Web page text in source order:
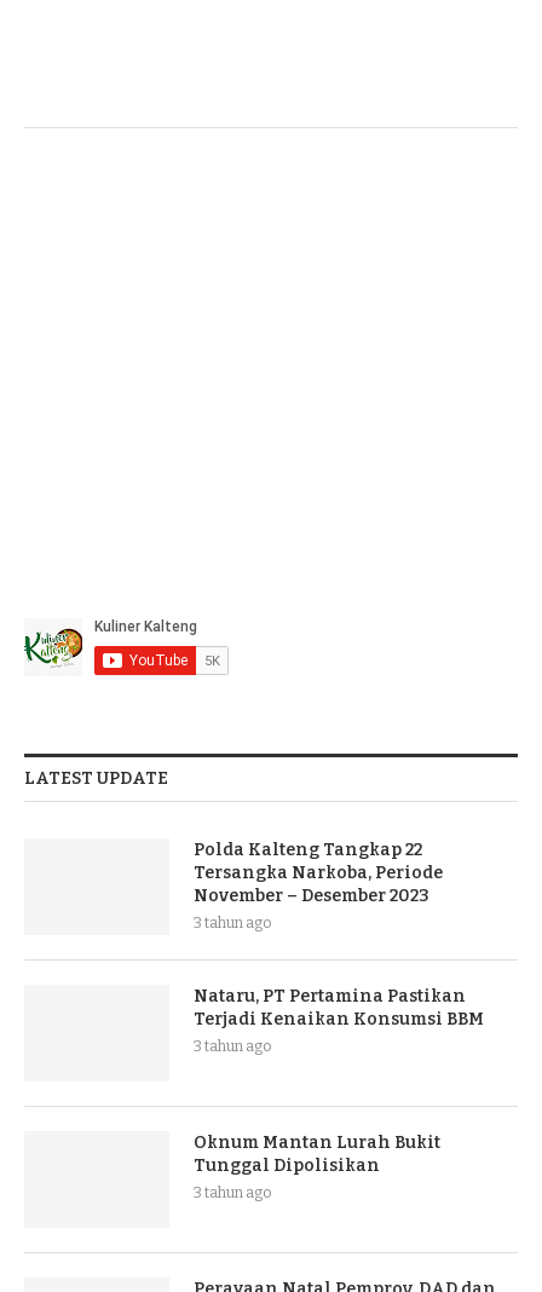
LATEST UPDATE
Polda Kalteng Tangkap 22
Tersangka Narkoba, Periode
November – Desember 2023
3 tahun ago
Nataru, PT Pertamina Pastikan
Terjadi Kenaikan Konsumsi BBM
3 tahun ago
Oknum Mantan Lurah Bukit
Tunggal Dipolisikan
3 tahun ago